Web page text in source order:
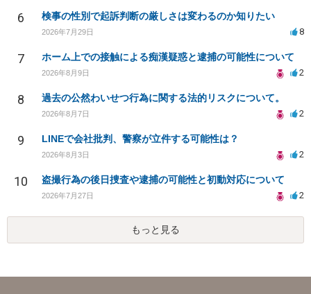
6 検事の性別で起訴判断の厳しさは変わるのか知りたい
2026年7月29日 8
7 ホーム上での接触による痴漢疑惑と逮捕の可能性について
2026年8月9日 2
8 過去の公然わいせつ行為に関する法的リスクについて。
2026年8月7日 2
9 LINEで会社批判、警察が立件する可能性は？
2026年8月3日 2
10 盗撮行為の後日捜査や逮捕の可能性と初動対応について
2026年7月27日 2
もっと見る